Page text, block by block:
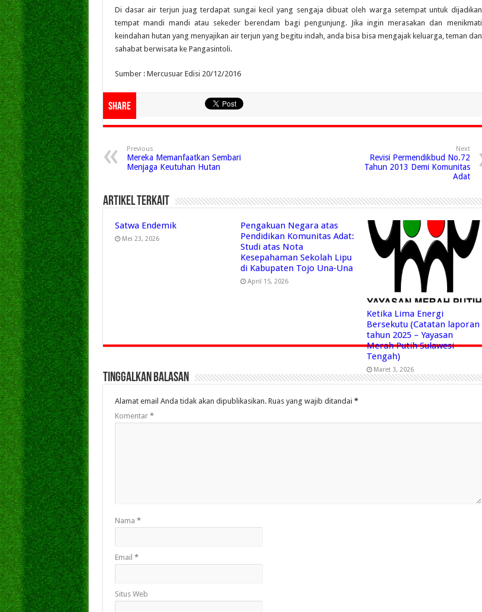
Di dasar air terjun juag terdapat sungai kecil yang sengaja dibuat oleh warga setempat untuk dijadikan
tempat mandi mandi atau sekeder berendam bagi pengunjung. Jika ingin merasakan dan menikmati
keindahan hutan yang menyajikan air terjun yang begitu indah, anda bisa bisa mengajak keluarga, teman dan
sahabat berwisata ke Pangasintoli.
Sumber : Mercusuar Edisi 20/12/2016
Share
Previous
Mereka Memanfaatkan Sembari
Menjaga Keutuhan Hutan
Next
Revisi Permendikbud No.72
Tahun 2013 Demi Komunitas
Adat
Artikel Terkait
Satwa Endemik
Mei 23, 2026
Pengakuan Negara atas
Pendidikan Komunitas Adat:
Studi atas Nota
Kesepahaman Sekolah Lipu
di Kabupaten Tojo Una‑Una
April 15, 2026
Ketika Lima Energi
Bersekutu (Catatan laporan
tahun 2025 – Yayasan
Merah Putih Sulawesi
Tengah)
Maret 3, 2026
Tinggalkan Balasan
Alamat email Anda tidak akan dipublikasikan. Ruas yang wajib ditandai *
Komentar *
Nama *
Email *
Situs Web